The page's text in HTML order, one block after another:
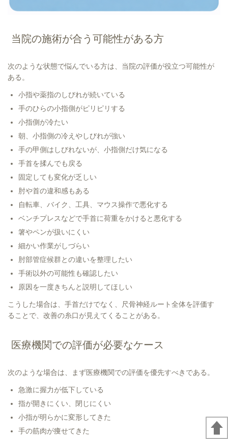
当院の施術が合う可能性がある方
次のような状態で悩んでいる方は、当院の評価が役立つ可能性が
ある。
小指や薬指のしびれが続いている
手のひらの小指側がピリピリする
小指側が冷たい
朝、小指側の冷えやしびれが強い
手の甲側はしびれないが、小指側だけ気になる
手首を揉んでも戻る
固定しても変化が乏しい
肘や首の違和感もある
自転車、バイク、工具、マウス操作で悪化する
ベンチプレスなどで手首に荷重をかけると悪化する
箸やペンが扱いにくい
細かい作業がしづらい
肘部管症候群との違いを整理したい
手術以外の可能性も確認したい
原因を一度きちんと説明してほしい
こうした場合は、手首だけでなく、尺骨神経ルート全体を評価す
ることで、改善の糸口が見えてくることがある。
医療機関での評価が必要なケース
次のような場合は、まず医療機関での評価を優先すべきである。
急激に握力が低下している
指が開きにくい、閉じにくい
小指が明らかに変形してきた
手の筋肉が痩せてきた